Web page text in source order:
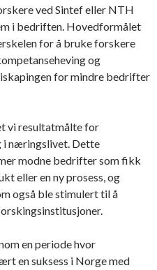
ved Sintef eller NTH
i bedriften. Hovedformålet
for å bruke forskere
og
for mindre bedrifter
vi resultatmålte for
i næringslivet. Dette
modne bedrifter som fikk
eller en ny prosess, og
også ble stimulert til å
en periode hvor
en suksess i Norge med